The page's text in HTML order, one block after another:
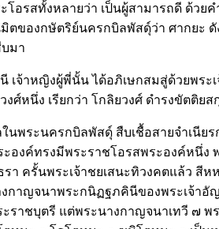
โอรสทั้งหลายว่า เป็นผู้สามารถดี ด้วย
ตของกษัตริย์นครกบิลพัสดุ์ว่า ศากยะ
มา
เจ้าหญิงผู้พี่นั้น ได้อภิเษกสมสู่ด้วยพระเ
งศ์หนึ่ง เรียกว่า โกลิยวงศ์ ดำรงขัตติย
นพระนครกบิลพัสดุ์ สืบเชื้อสายจำเนียร
ะองค์ทรงมีพระราชโอรสพระองค์หนึ่
า ครั้นพระเจ้าชยเสนะทิวงคตแล้ว สี
กาญจนาพระกนิฏฐภคินีของพระเจ้าอั
ราชบุตรี แต่พระนางกาญจนาเทวี ๗